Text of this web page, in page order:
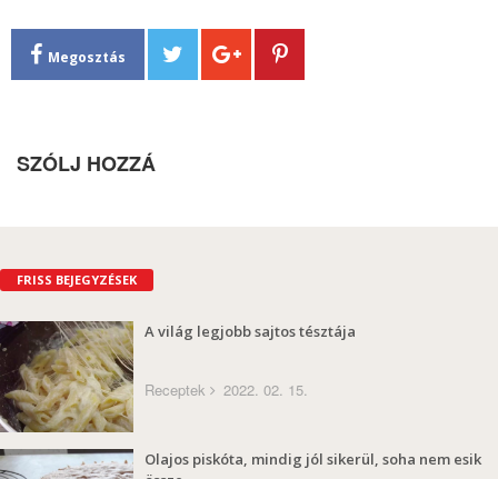
Megosztás
SZÓLJ HOZZÁ
FRISS BEJEGYZÉSEK
A világ legjobb sajtos tésztája
Receptek 2022. 02. 15.
Olajos piskóta, mindig jól sikerül, soha nem esik